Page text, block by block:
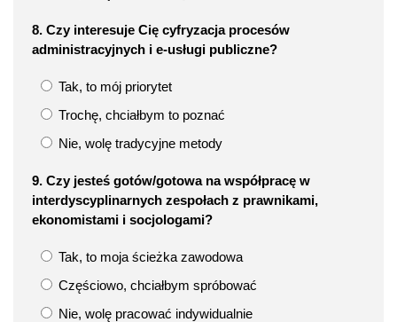
8. Czy interesuje Cię cyfryzacja procesów
administracyjnych i e-usługi publiczne?
Tak, to mój priorytet
Trochę, chciałbym to poznać
Nie, wolę tradycyjne metody
9. Czy jesteś gotów/gotowa na współpracę w
interdyscyplinarnych zespołach z prawnikami,
ekonomistami i socjologami?
Tak, to moja ścieżka zawodowa
Częściowo, chciałbym spróbować
Nie, wolę pracować indywidualnie